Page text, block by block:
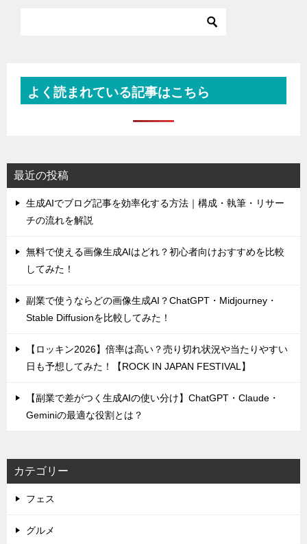
よく読まれている記事はこちら
最近の投稿
生成AIでブログ記事を効率化する方法｜構成・執筆・リサー
チの流れを解説
無料で使える画像生成AIはどれ？初心者向けおすすめを比較
してみた！
副業で使うならどの画像生成AI？ChatGPT・Midjourney・
Stable Diffusionを比較してみた！
【ロッキン2026】倍率は高い？売り切れ状況や当たりやすい
日も予想してみた！【ROCK IN JAPAN FESTIVAL】
【副業で差がつく生成AIの使い分け】ChatGPT・Claude・
Geminiの最適な役割とは？
カテゴリー
フェス
グルメ